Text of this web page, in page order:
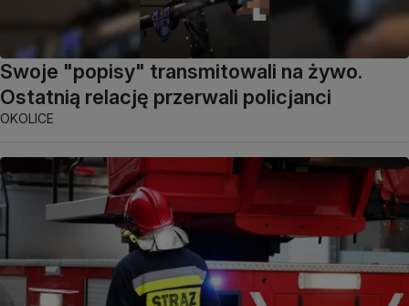
Swoje "popisy" transmitowali na żywo.
Ostatnią relację przerwali policjanci
OKOLICE